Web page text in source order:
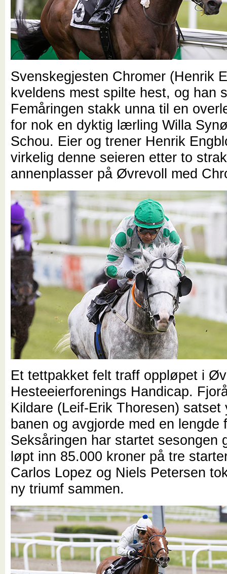
Svenskegjesten Chromer (Henrik
kveldens mest spilte hest, og han
Femåringen stakk unna til en
for nok en dyktig lærling Willa
Schou. Eier og trener Henrik
virkelig denne seieren etter to
annenplasser på Øvrevoll med
Et tettpakket felt traff oppløpet i
Hesteeierforenings Handicap.
Kildare (Leif-Erik Thoresen) satset
banen og avgjorde med en lengde
Seksåringen har startet sesongen
løpt inn 85.000 kroner på tre
Carlos Lopez og Niels Petersen
ny triumf sammen.